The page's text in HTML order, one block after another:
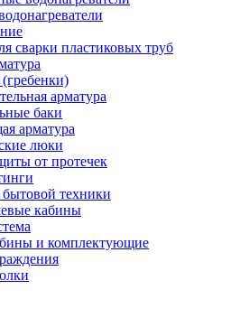
сварки пластиковых труб
арматура
баки
арматура
люки
от протечек
техники
кабины
и комплектующие